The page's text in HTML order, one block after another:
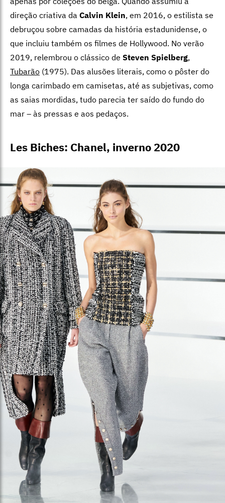
direção criativa da Calvin Klein, em 2016, o estilista se
debruçou sobre camadas da história estadunidense, o
que incluiu também os filmes de Hollywood. No verão
2019, relembrou o clássico de Steven Spielberg,
Tubarão (1975). Das alusões literais, como o pôster do
longa carimbado em camisetas, até as subjetivas, como
as saias mordidas, tudo parecia ter saído do fundo do
mar – às pressas e aos pedaços.
Les Biches: Chanel, inverno 2020